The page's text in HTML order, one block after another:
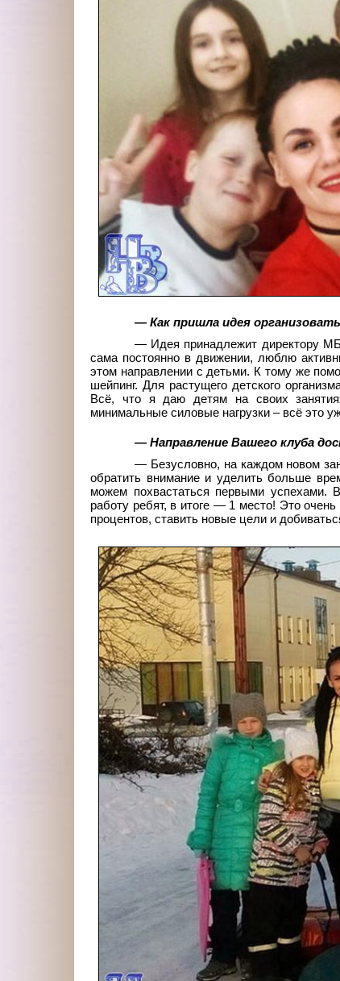
— Как пришла идея
— Идея принадлежит директору
сама постоянно в движении, люблю
этом направлении с детьми. К тому же
шейпинг. Для растущего детского
Всё, что я даю детям на своих
минимальные силовые нагрузки – всё это
— Направление Вашего клуба
— Безусловно, на каждом новом
обратить внимание и уделить больше
можем похвастаться первыми успехами.
работу ребят, в итоге — 1 место! Это
процентов, ставить новые цели и